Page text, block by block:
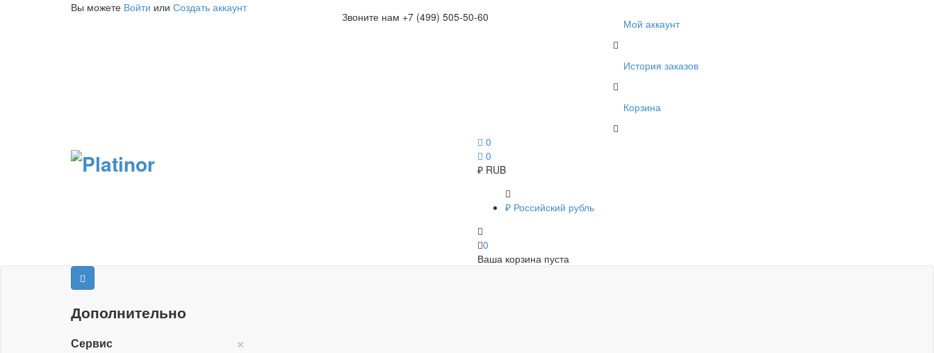
Вы можете Войти или Создать аккаунт
Звоните нам +7 (499) 505-50-60 Мой аккаунт
История заказов
Корзина
0
0
₽ RUB
₽ Российский рубль
0
Ваша корзина пуста
Дополнительно
×
Сервис